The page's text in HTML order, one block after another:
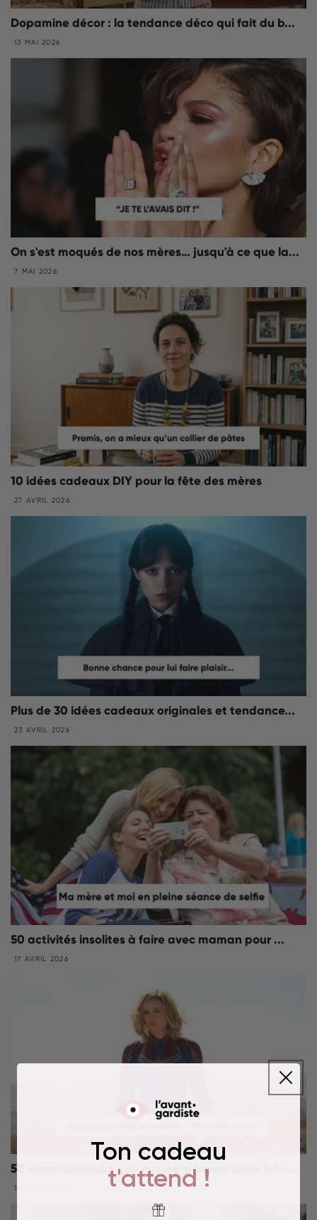
Dopamine décor : la tendance déco qui fait du b...
13 MAI 2026
On s'est moqués de nos mères… jusqu'à ce que la...
7 MAI 2026
10 idées cadeaux DIY pour la fête des mères
27 AVRIL 2026
Plus de 30 idées cadeaux originales et tendance...
23 AVRIL 2026
50 activités insolites à faire avec maman pour ...
17 AVRIL 2026
50 super-pouvoirs que ma mère pense avoir (et e...
14 AVRIL 2026
Ton cadeau
t'attend !